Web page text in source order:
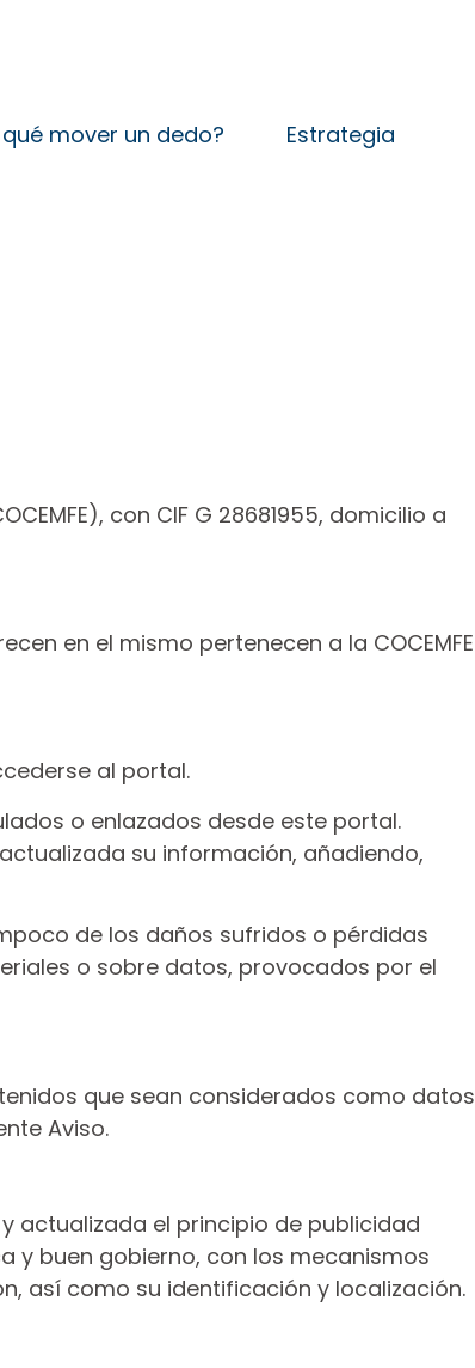
qué mover un dedo? Estrategia
con CIF G 28681955, domicilio a
en el mismo pertenecen a la COCEMFE
al portal.
o enlazados desde este portal.
su información, añadiendo,
de los daños sufridos o pérdidas
o sobre datos, provocados por el
que sean considerados como datos
Aviso.
actualizada el principio de publicidad
y buen gobierno, con los mecanismos
así como su identificación y localización.